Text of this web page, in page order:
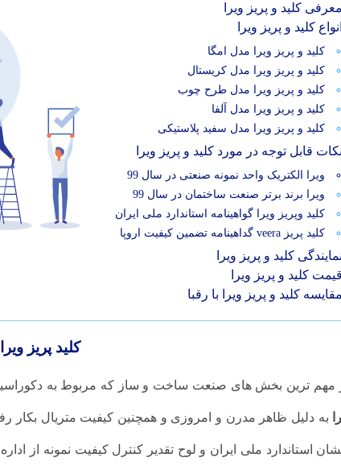
معرفی کلید و پریز ویرا
انواع کلید و پریز ویرا
کلید و پریز ویرا مدل امگا
کلید و پریز ویرا مدل کریستال
کلید و پریز ویرا مدل طرح چوب
کلید و پریز ویرا مدل آلفا
کلید و پریز ویرا مدل سفید پلاستیکی
نکات قابل توجه در مورد کلید و پریز ویرا
ویرا الکتریک واحد نمونه صنعتی در سال 99
ویرا برند برتر صنعت ساختمان در سال 99
کلید وپریز ویرا گواهینامه استاندارد ملی ایران
کلید پریز veera گداهینامه تضمین کیفیت اروپا
نمایندگی کلید و پریز ویرا
قیمت کلید و پریز ویرا
مقایسه کلید و پریز ویرا با رقبا
کلید پریز ویرا
مهم ترین بخش های صنعت ساخت و ساز که مربوط به
به دلیل ظاهر مدرن و امروزی و همچنین کیفیت متریال بکار
استاندارد ملی ایران و لوح تقدیر کنترل کیفیت نمونه از